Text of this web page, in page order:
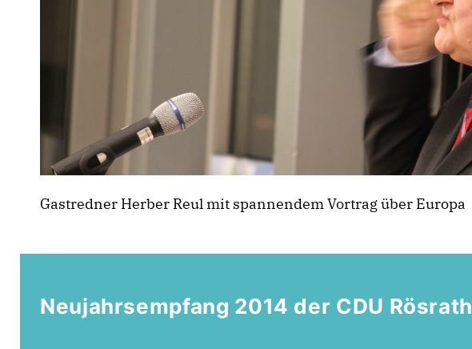
Gastredner Herber Reul mit spannendem Vortrag über Europa
Neujahrsempfang 2014 der CDU Rösrath